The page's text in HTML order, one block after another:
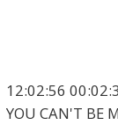
12:02:56
YOU CAN'T BE